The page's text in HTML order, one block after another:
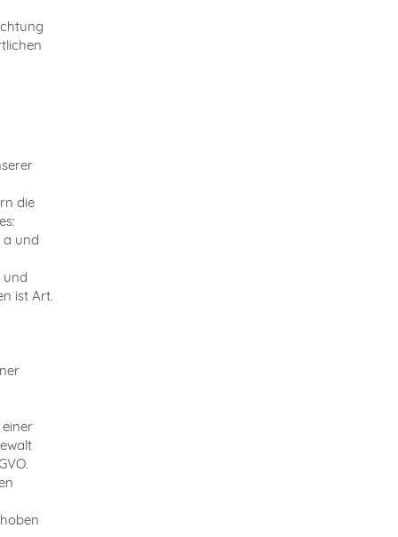
die
a und
und
ist Art.